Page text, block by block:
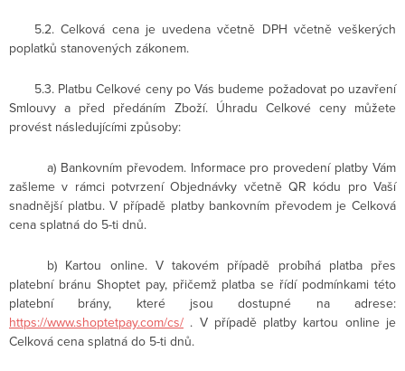
5.2. Celková cena je uvedena včetně DPH včetně veškerých
poplatků stanovených zákonem.
5.3. Platbu Celkové ceny po Vás budeme požadovat po uzavření
Smlouvy a před předáním Zboží. Úhradu Celkové ceny můžete
provést následujícími způsoby:
a) Bankovním převodem. Informace pro provedení platby Vám
zašleme v rámci potvrzení Objednávky včetně QR kódu pro Vaší
snadnější platbu. V případě platby bankovním převodem je Celková
cena splatná do 5-ti dnů.
b) Kartou online. V takovém případě probíhá platba přes
platební bránu Shoptet pay, přičemž platba se řídí podmínkami této
platební brány, které jsou dostupné na adrese:
https://www.shoptetpay.com/cs/ . V případě platby kartou online je
Celková cena splatná do 5-ti dnů.